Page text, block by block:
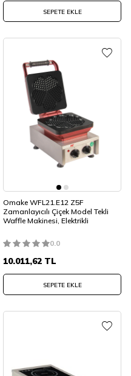
SEPETE EKLE
Omake WFL21.E12 Z5F
Zamanlayıcılı Çiçek Model Tekli
Waffle Makinesi, Elektrikli
0.0
10.011,62 TL
SEPETE EKLE